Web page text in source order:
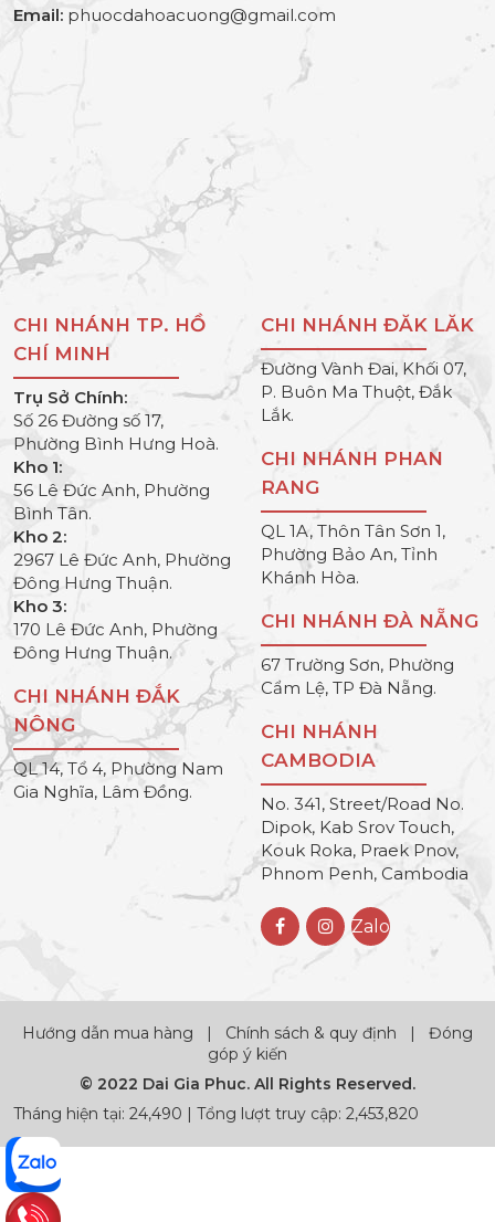
Email: phuocdahoacuong@gmail.com
CHI NHÁNH TP. HỒ
CHÍ MINH
Trụ Sở Chính:
Số 26 Đường số 17,
Phường Bình Hưng Hoà.
Kho 1:
56 Lê Đức Anh, Phường
Bình Tân.
Kho 2:
2967 Lê Đức Anh, Phường
Đông Hưng Thuận.
Kho 3:
170 Lê Đức Anh, Phường
Đông Hưng Thuận.
CHI NHÁNH ĐẮK
NÔNG
QL 14, Tổ 4, Phường Nam
Gia Nghĩa, Lâm Đồng.
CHI NHÁNH ĐĂK LĂK
Đường Vành Đai, Khối 07,
P. Buôn Ma Thuột, Đắk
Lắk.
CHI NHÁNH PHAN
RANG
QL 1A, Thôn Tân Sơn 1,
Phường Bảo An, Tỉnh
Khánh Hòa.
CHI NHÁNH ĐÀ NẴNG
67 Trường Sơn, Phường
Cẩm Lệ, TP Đà Nẵng.
CHI NHÁNH
CAMBODIA
No. 341, Street/Road No.
Dipok, Kab Srov Touch,
Kouk Roka, Praek Pnov,
Phnom Penh, Cambodia
Zalo
Hướng dẫn mua hàng Chính sách & quy định
Đóng
góp ý kiến
© 2022 Dai Gia Phuc. All Rights Reserved.
Tháng hiện tại: 24,490 | Tổng lượt truy cập: 2,453,820